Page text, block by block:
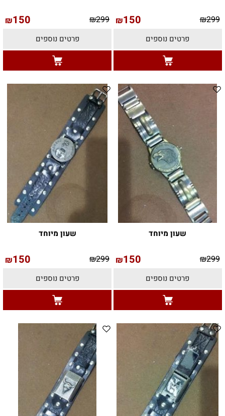
₪299
₪150
פרטים נוספים
₪299
₪150
פרטים נוספים
שעון מיוחד
₪299
₪150
פרטים נוספים
שעון מיוחד
₪299
₪150
פרטים נוספים